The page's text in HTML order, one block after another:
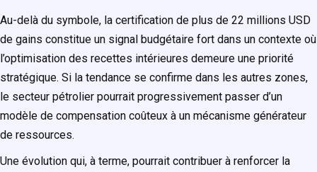
Au-delà du symbole, la certification de plus de 22 millions USD
de gains constitue un signal budgétaire fort dans un contexte où
l’optimisation des recettes intérieures demeure une priorité
stratégique. Si la tendance se confirme dans les autres zones,
le secteur pétrolier pourrait progressivement passer d’un
modèle de compensation coûteux à un mécanisme générateur
de ressources.
Une évolution qui, à terme, pourrait contribuer à renforcer la